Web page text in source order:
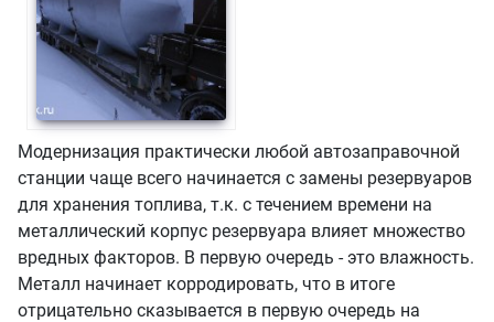
Модернизация практически любой автозаправочной
станции чаще всего начинается с замены резервуаров
для хранения топлива, т.к. с течением времени на
металлический корпус резервуара влияет множество
вредных факторов. В первую очередь - это влажность.
Металл начинает корродировать, что в итоге
отрицательно сказывается в первую очередь на